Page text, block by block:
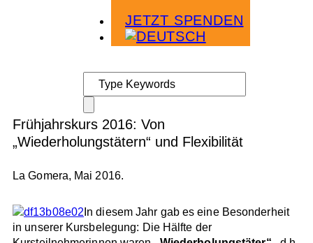
JETZT SPENDEN
Frühjahrskurs 2016: Von
„Wiederholungstätern“ und Flexibilität
La Gomera, Mai 2016.
In diesem Jahr gab es eine Besonderheit
in unserer Kursbelegung: Die Hälfte der